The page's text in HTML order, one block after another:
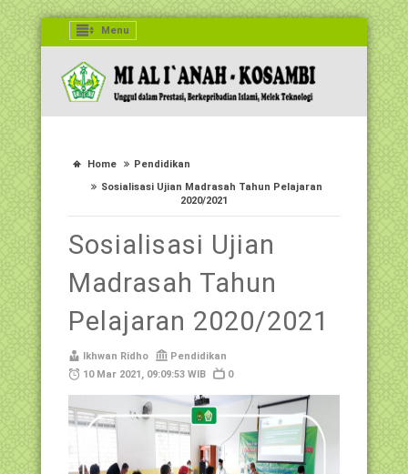
Menu
Home
Pendidikan
Sosialisasi Ujian Madrasah Tahun Pelajaran
2020/2021
Sosialisasi Ujian
Madrasah Tahun
Pelajaran 2020/2021
Ikhwan Ridho
Pendidikan
10 Mar 2021, 09:09:53 WIB
0